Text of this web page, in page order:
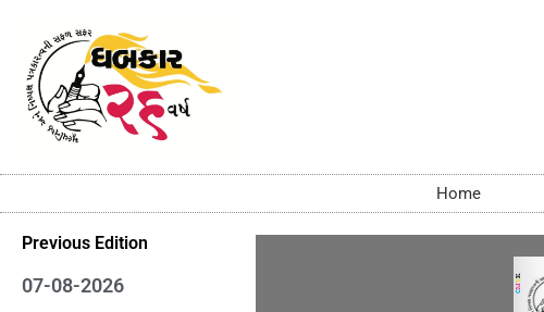
Home
Previous Edition
07-08-2026